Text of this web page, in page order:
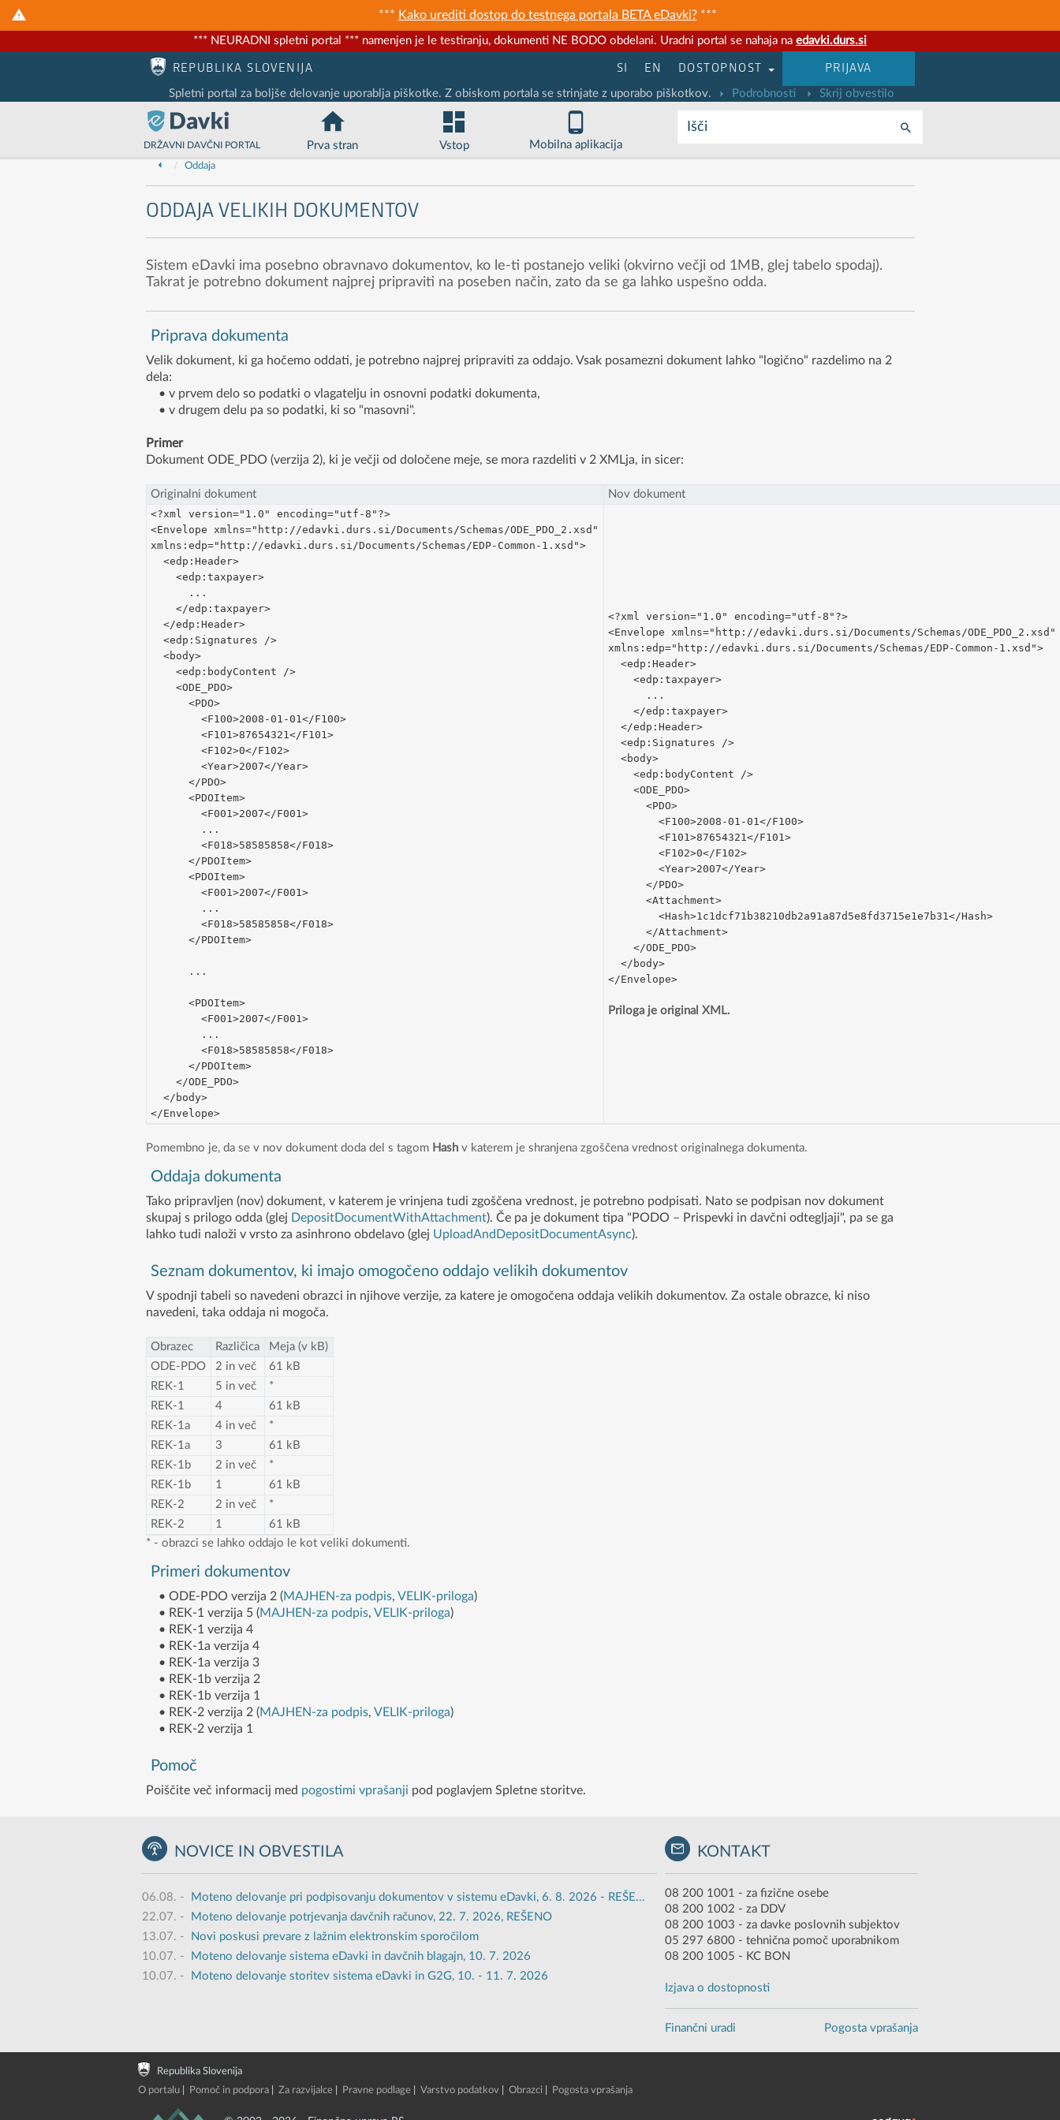
*** Kako urediti dostop do testnega portala BETA eDavki?***
*** NEURADNI spletni portal *** namenjen je le testiranju, dokumenti NE BODO obdelani. Uradni portal se nahaja na edavki.durs.si
Nadaljuj na vsebino zaprtega portala
REPUBLIKA SLOVENIJA SI EN DOSTOPNOST PRIJAVA
Spletni portal za boljše delovanje uporablja piškotke. Z obiskom portala se strinjate z uporabo piškotkov. Podrobnosti Skrij obvestilo
DRŽAVNI DAVČNI PORTAL Prva stran Vstop Mobilna aplikacija
Išči
Oddaja
ODDAJA VELIKIH DOKUMENTOV
Sistem eDavki ima posebno obravnavo dokumentov, ko le-ti postanejo veliki (okvirno večji od 1MB, glej tabelo spodaj).
Takrat je potrebno dokument najprej pripraviti na poseben način, zato da se ga lahko uspešno odda.
Priprava dokumenta
Velik dokument, ki ga hočemo oddati, je potrebno najprej pripraviti za oddajo. Vsak posamezni dokument lahko "logično" razdelimo na 2
dela:
• v prvem delo so podatki o vlagatelju in osnovni podatki dokumenta,
• v drugem delu pa so podatki, ki so "masovni".
Primer
Dokument ODE_PDO (verzija 2), ki je večji od določene meje, se mora razdeliti v 2 XMLja, in sicer:
Originalni dokument
Nov dokument
<?xml version="1.0" encoding="utf-8"?>
<Envelope xmlns="http://edavki.durs.si/Documents/Schemas/ODE_PDO_2.xsd"
xmlns:edp="http://edavki.durs.si/Documents/Schemas/EDP-Common-1.xsd">
  <edp:Header>
    <edp:taxpayer>
      ...
    </edp:taxpayer>
  </edp:Header>
  <edp:Signatures />
  <body>
    <edp:bodyContent />
    <ODE_PDO>
      <PDO>
        <F100>2008-01-01</F100>
        <F101>87654321</F101>
        <F102>0</F102>
        <Year>2007</Year>
      </PDO>
      <PDOItem>
        <F001>2007</F001>
        ...
        <F018>58585858</F018>
      </PDOItem>
      <PDOItem>
        <F001>2007</F001>
        ...
        <F018>58585858</F018>
      </PDOItem>
      ...
      <PDOItem>
        <F001>2007</F001>
        ...
        <F018>58585858</F018>
      </PDOItem>
    </ODE_PDO>
  </body>
</Envelope>
<?xml version="1.0" encoding="utf-8"?>
<Envelope xmlns="http://edavki.durs.si/Documents/Schemas/ODE_PDO_2.xsd"
xmlns:edp="http://edavki.durs.si/Documents/Schemas/EDP-Common-1.xsd">
  <edp:Header>
    <edp:taxpayer>
      ...
    </edp:taxpayer>
  </edp:Header>
  <edp:Signatures />
  <body>
    <edp:bodyContent />
    <ODE_PDO>
      <PDO>
        <F100>2008-01-01</F100>
        <F101>87654321</F101>
        <F102>0</F102>
        <Year>2007</Year>
      </PDO>
      <Attachment>
        <Hash>1c1dcf71b38210db2a91a87d5e8fd3715e1e7b31</Hash>
      </Attachment>
    </ODE_PDO>
  </body>
</Envelope>
Priloga je original XML.
Pomembno je, da se v nov dokument doda del s tagom Hashv katerem je shranjena zgoščena vrednost originalnega dokumenta.
Oddaja dokumenta
Tako pripravljen (nov) dokument, v katerem je vrinjena tudi zgoščena vrednost, je potrebno podpisati. Nato se podpisan nov dokument
skupaj s prilogo odda (glej DepositDocumentWithAttachment). Če pa je dokument tipa "PODO – Prispevki in davčni odtegljaji", pa se ga
lahko tudi naloži v vrsto za asinhrono obdelavo (glej UploadAndDepositDocumentAsync).
Seznam dokumentov, ki imajo omogočeno oddajo velikih dokumentov
V spodnji tabeli so navedeni obrazci in njihove verzije, za katere je omogočena oddaja velikih dokumentov. Za ostale obrazce, ki niso
navedeni, taka oddaja ni mogoča.
Obrazec Različica
Meja (v kB)
ODE-PDO
2 in več
61 kB
REK-1
5 in več
*
REK-1
4
61 kB
REK-1a
4 in več
*
REK-1a
3
61 kB
REK-1b
2 in več
*
REK-1b
1
61 kB
REK-2
2 in več
*
REK-2
1
61 kB
* - obrazci se lahko oddajo le kot veliki dokumenti.
Primeri dokumentov
• ODE-PDO verzija 2 (MAJHEN-za podpis, VELIK-priloga)
• REK-1 verzija 5 (MAJHEN-za podpis, VELIK-priloga)
• REK-1 verzija 4
• REK-1a verzija 4
• REK-1a verzija 3
• REK-1b verzija 2
• REK-1b verzija 1
• REK-2 verzija 2 (MAJHEN-za podpis, VELIK-priloga)
• REK-2 verzija 1
Pomoč
Poiščite več informacij med pogostimi vprašanji pod poglavjem Spletne storitve.
NOVICE IN OBVESTILA
06.08. -
Moteno delovanje pri podpisovanju dokumentov v sistemu eDavki, 6. 8. 2026 - REŠE...
22.07. -
Moteno delovanje potrjevanja davčnih računov, 22. 7. 2026, REŠENO
13.07. -
Novi poskusi prevare z lažnim elektronskim sporočilom
10.07. -
Moteno delovanje sistema eDavki in davčnih blagajn, 10. 7. 2026
10.07. - Moteno delovanje storitev sistema eDavki in G2G, 10. - 11. 7. 2026
KONTAKT
08 200 1001 - za fizične osebe
08 200 1002 - za DDV
08 200 1003 - za davke poslovnih subjektov
05 297 6800 - tehnična pomoč uporabnikom
08 200 1005 - KC BON
Izjava o dostopnosti
Finančni uradi Pogosta vprašanja
Republika Slovenija
O portalu| Pomoč in podpora| Za razvijalce| Pravne podlage| Varstvo podatkov| Obrazci| Pogosta vprašanja